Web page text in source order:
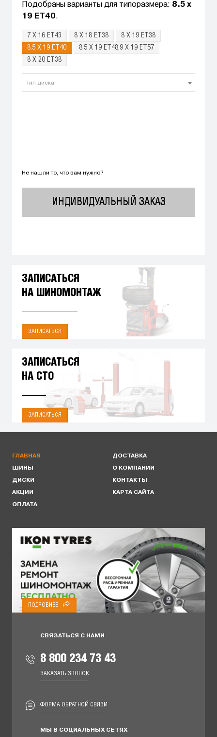
Подобраны варианты для типоразмера: 8.5 x
19 ET40.
7 X 16 ET43 8 X 18 ET38
8 X 19 ET38
8.5 X 19 ET40
8.5 X 19 ET48,9 X 19 ET57
8 X 20 ET38
Тип диска
Не нашли то, что вам нужно?
ИНДИВИДУАЛЬНЫЙ ЗАКАЗ
ЗАПИСАТЬСЯ
НА ШИНОМОНТАЖ
ЗАПИСАТЬСЯ
ЗАПИСАТЬСЯ
НА СТО
ЗАПИСАТЬСЯ
ГЛАВНАЯ
ШИНЫ
ДИСКИ
АКЦИИ
ОПЛАТА
ДОСТАВКА
О КОМПАНИИ
КОНТАКТЫ
КАРТА САЙТА
ПОДРОБНЕЕ
СВЯЗАТЬСЯ С НАМИ
8 800 234 73 43
ЗАКАЗАТЬ ЗВОНОК
ФОРМА ОБРАТНОЙ СВЯЗИ
МЫ В СОЦИАЛЬНЫХ СЕТЯХ